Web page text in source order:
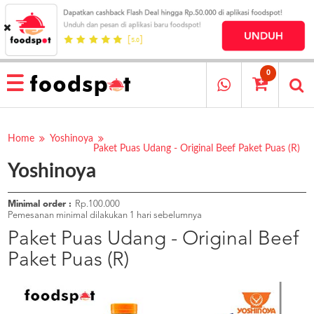
HOME
MENU
RESTAURANT
PESAN
COMPANY
KATA
MEREKA
LOYALTY
PROGRAM
0
Home
Yoshinoya
Paket Puas Udang - Original Beef Paket Puas (R)
Yoshinoya
Minimal order :
Rp.100.000
Pemesanan minimal dilakukan 1 hari sebelumnya
Paket Puas Udang - Original Beef
Paket Puas (R)